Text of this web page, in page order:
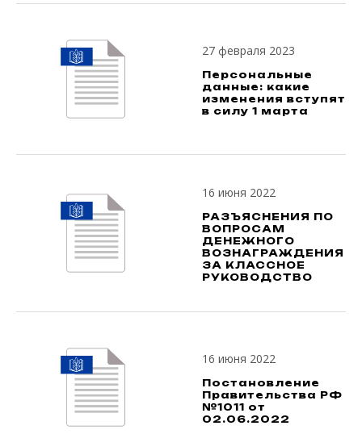
27 февраля 2023
Персональные
данные: какие
изменения вступят
в силу 1 марта
16 июня 2022
РАЗЪЯСНЕНИЯ ПО
ВОПРОСАМ
ДЕНЕЖНОГО
ВОЗНАГРАЖДЕНИЯ
ЗА КЛАССНОЕ
РУКОВОДСТВО
16 июня 2022
Постановление
Правительства РФ
№1011 от
02.06.2022